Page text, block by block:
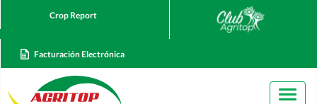
Crop Report
Facturación Electrónica